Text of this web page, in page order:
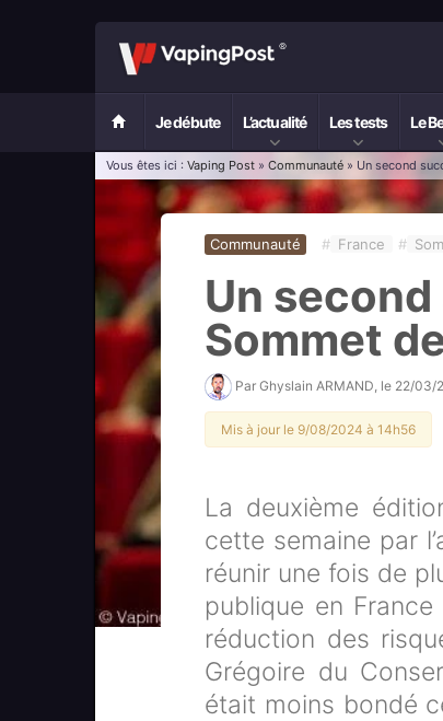
Je débute L’actualité Les tests Le
Vous êtes ici : Vaping Post » Communauté » Un second
Communauté # France #
Un
Sommet
Par Ghyslain ARMAND , le 22/03/
Mis à jour le 9/08/2024 à 14h56
La deuxième
cette semaine par
réunir une fois de
publique en
réduction des
Grégoire du
était moins bondé